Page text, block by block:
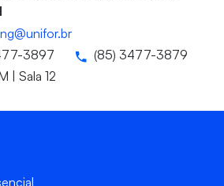
3897
(85) 3477-3879
| Sala 12